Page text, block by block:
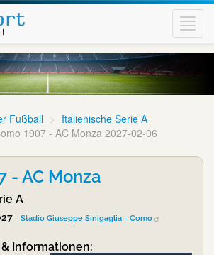
Fußball
Italienische Serie A
1907 - AC Monza 2027-02-06
- AC Monza
A
- Stadio Giuseppe Sinigaglia - Como
Informationen: